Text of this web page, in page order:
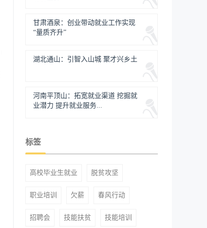
甘肃酒泉：创业带动就业工作实现
“量质齐升”
湖北通山：引智入山城 聚才兴乡土
河南平顶山：拓宽就业渠道 挖掘就
业潜力 提升就业服务...
标签
高校毕业生就业 脱贫攻坚
职业培训 欠薪 春风行动
招聘会 技能扶贫 技能培训